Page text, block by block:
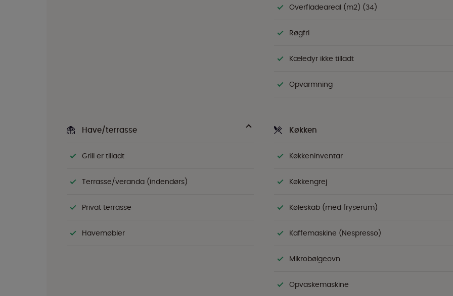
Overfladeareal (m2) (34)
Røgfri
Kæledyr ikke tilladt
Opvarmning
Have/terrasse
Grill er tilladt
Terrasse/veranda (indendørs)
Privat terrasse
Havemøbler
Køkken
Køkkeninventar
Køkkengrej
Køleskab (med fryserum)
Kaffemaskine (Nespresso)
Mikrobølgeovn
Opvaskemaskine